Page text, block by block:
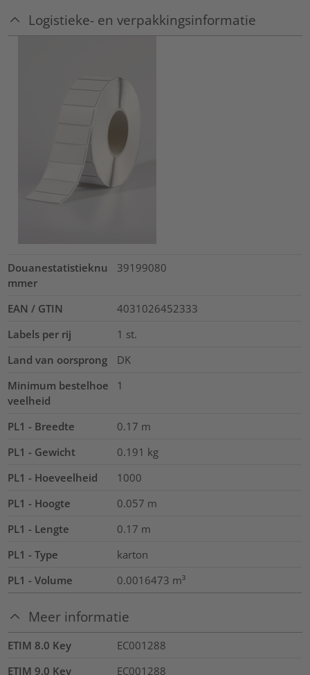
Logistieke- en verpakkingsinformatie
Douanestatistieknu
mmer
39199080
EAN / GTIN
4031026452333
Labels per rij
1 st.
Land van oorsprong
DK
Minimum bestelhoe
veelheid
1
PL1 - Breedte 0.17 m
PL1 - Gewicht
0.191 kg
PL1 - Hoeveelheid
1000
PL1 - Hoogte
0.057 m
PL1 - Lengte
0.17 m
PL1 - Type
karton
PL1 - Volume
0.0016473 m³
Meer informatie
ETIM 8.0 Key
EC001288
ETIM 9.0 Key
EC001288